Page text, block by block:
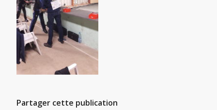
Partager cette publication